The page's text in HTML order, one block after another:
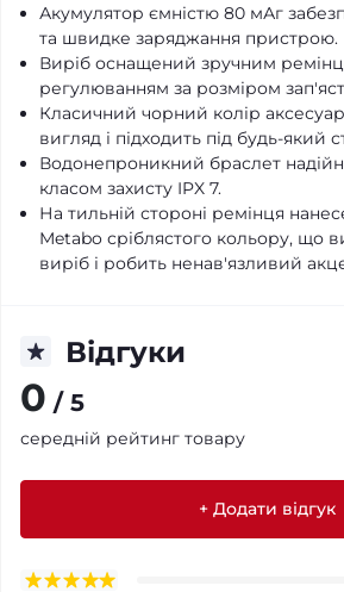
Акумулятор ємністю 80 мАг
та швидке заряджання пристрою.
Виріб оснащений зручним
регулюванням за розміром
Класичний чорний колір
вигляд і підходить під будь-який
Водонепроникний браслет
класом захисту IPX 7.
На тильній стороні ремінця
Metabo сріблястого кольору, що
виріб і робить ненав'язливий
Відгуки
0 / 5
середній рейтинг товару
+ Додати відгук